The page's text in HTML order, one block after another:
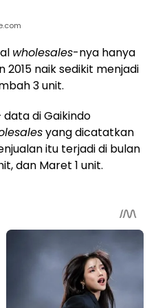
wholesales-nya hanya
2015 naik sedikit menjadi
3 unit.
data di Gaikindo
yang dicatatkan
itu terjadi di bulan
dan Maret 1 unit.